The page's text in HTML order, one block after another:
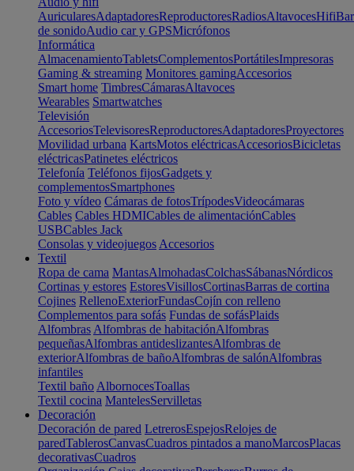
AuricularesAdaptadoresReproductoresRadiosAltavocesHifi
de sonidoAudio car y GPSMicrófonos
Informática
AlmacenamientoTabletsComplementosPortátilesImpresoras
Gaming & streaming Monitores gamingAccesorios
Smart home TimbresCámarasAltavoces
Wearables Smartwatches
Televisión
AccesoriosTelevisoresReproductoresAdaptadoresProyectores
Movilidad urbana KartsMotos eléctricasAccesoriosBicicletas
eléctricasPatinetes eléctricos
Telefonía Teléfonos fijosGadgets y
complementosSmartphones
Foto y vídeo Cámaras de fotosTrípodesVideocámaras
Cables Cables HDMICables de alimentaciónCables
USBCables Jack
Consolas y videojuegos Accesorios
Textil
Ropa de cama MantasAlmohadasColchasSábanasNórdicos
Cortinas y estores EstoresVisillosCortinasBarras de cortina
Cojines RellenoExteriorFundasCojín con relleno
Complementos para sofás Fundas de sofásPlaids
Alfombras Alfombras de habitaciónAlfombras
pequeñasAlfombras antideslizantesAlfombras de
exteriorAlfombras de bañoAlfombras de salónAlfombras
infantiles
Textil baño AlbornocesToallas
Textil cocina MantelesServilletas
Decoración
Decoración de pared LetrerosEspejosRelojes de
paredTablerosCanvasCuadros pintados a manoMarcosPlacas
decorativasCuadros